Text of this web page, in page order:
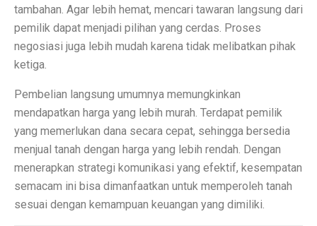
Harga Naik Terus, Cek Saham Lapis Kedua yang
Jika Benci Panggilan Telepon Tapi Suka Pesan Teks,
5 Fakta Menarik Kota Gjirokastër, Penuh Bangunan
12 Fakta Menarik Batik yang Ditetapkan UNESCO
Era Baru TKDN: Menggabungkan Deregulasi dan
Penelitian: Asam Laut Meningkat, Pengaruh pada Gigi
tambahan. Agar lebih hemat, mencari tawaran langsung dari
pemilik dapat menjadi pilihan yang cerdas. Proses
negosiasi juga lebih mudah karena tidak melibatkan pihak
ketiga.
Pembelian langsung umumnya memungkinkan
mendapatkan harga yang lebih murah. Terdapat pemilik
yang memerlukan dana secara cepat, sehingga bersedia
menjual tanah dengan harga yang lebih rendah. Dengan
menerapkan strategi komunikasi yang efektif, kesempatan
semacam ini bisa dimanfaatkan untuk memperoleh tanah
sesuai dengan kemampuan keuangan yang dimiliki.